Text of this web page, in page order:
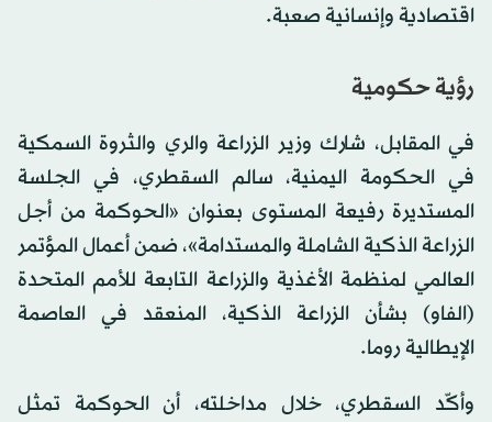
اقتصادية وإنسانية صعبة.
رؤية حكومية
في المقابل، شارك وزير الزراعة والري والثروة السمكية
في الحكومة اليمنية، سالم السقطري، في الجلسة
المستديرة رفيعة المستوى بعنوان «الحوكمة من أجل
الزراعة الذكية الشاملة والمستدامة»، ضمن أعمال المؤتمر
العالمي لمنظمة الأغذية والزراعة التابعة للأمم المتحدة
(الفاو) بشأن الزراعة الذكية، المنعقد في العاصمة
الإيطالية روما.
وأكّد السقطري، خلال مداخلته، أن الحوكمة تمثل